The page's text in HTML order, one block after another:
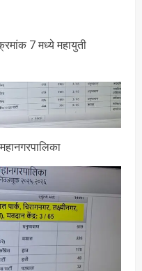
7 मध्ये महायुती